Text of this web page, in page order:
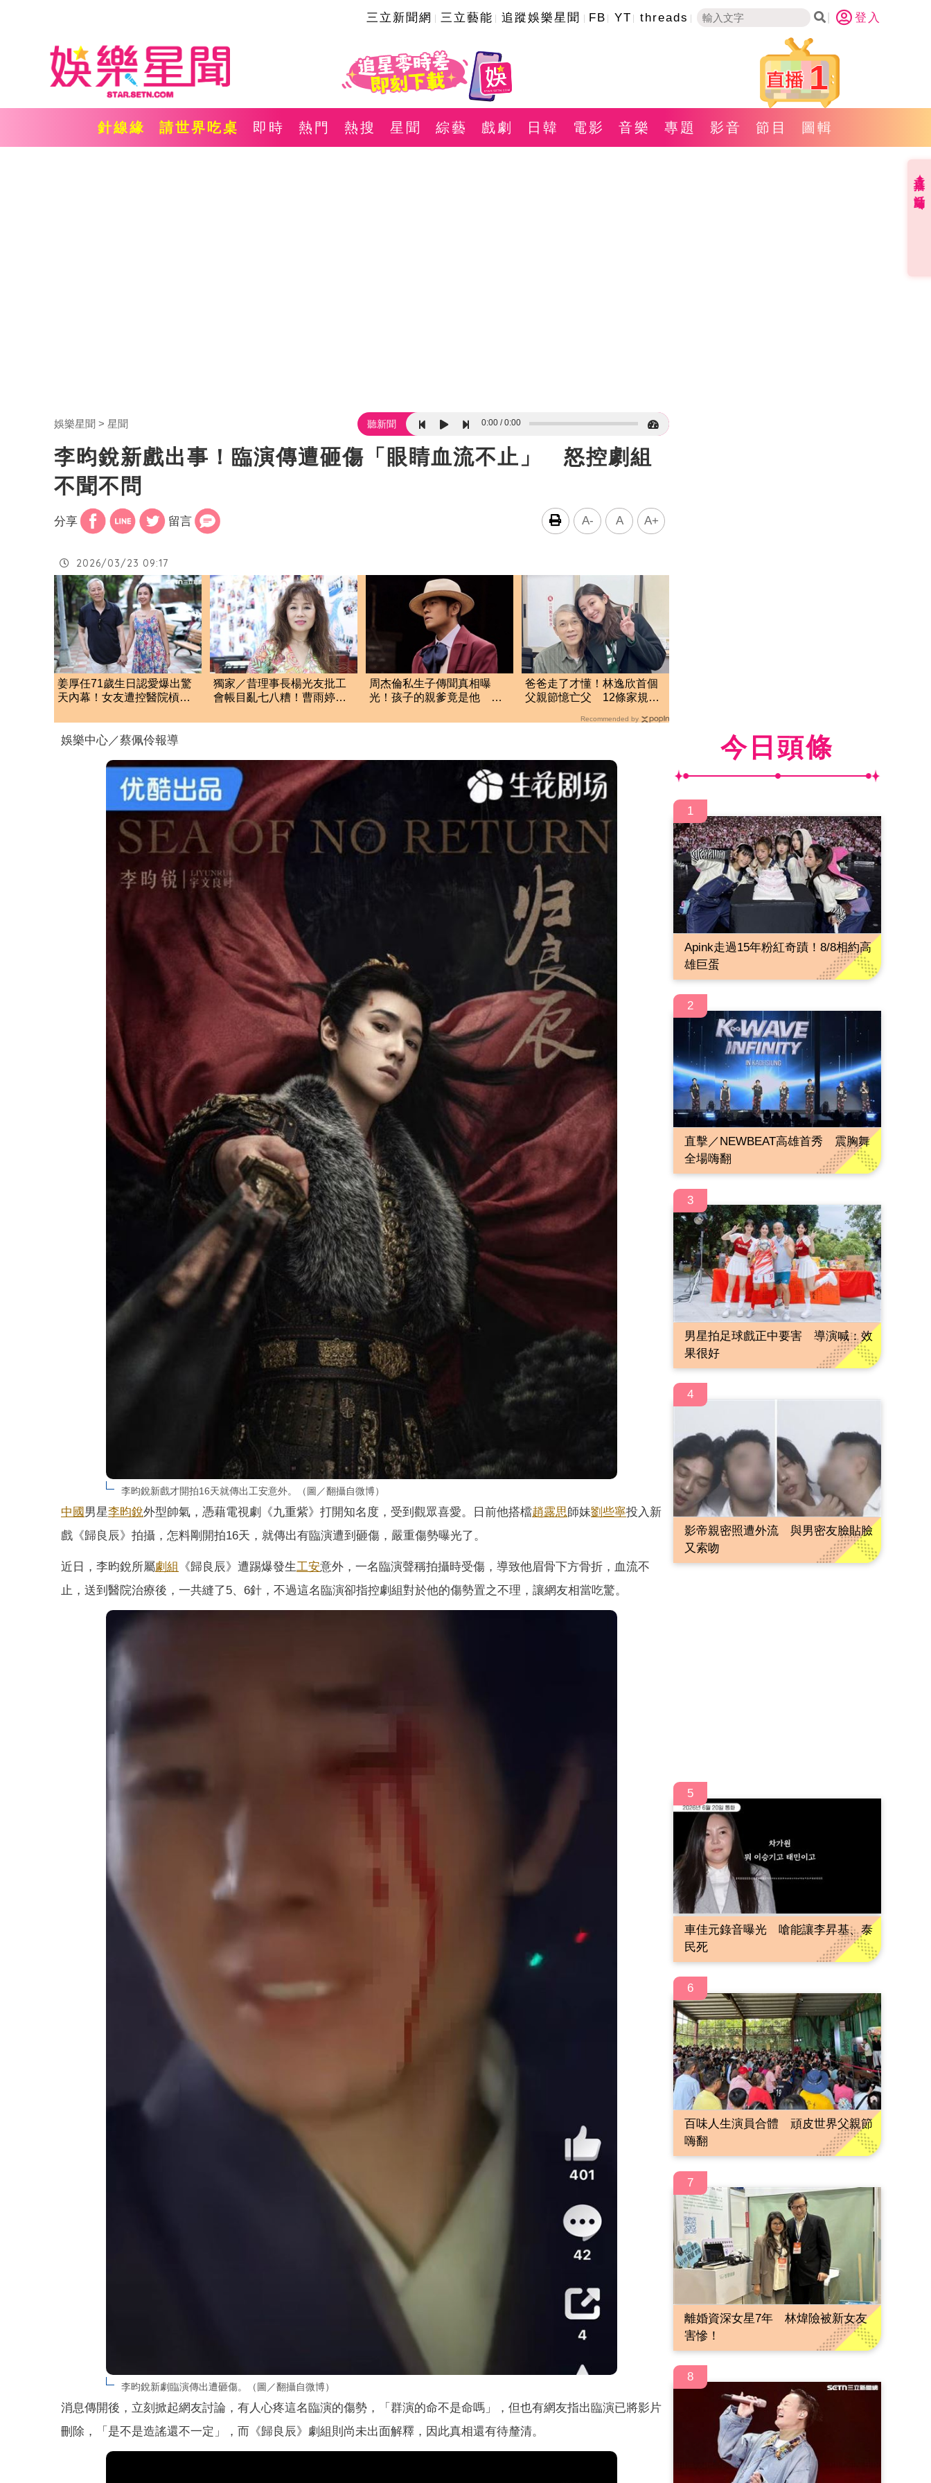
三立新聞網 三立藝能 追蹤娛樂星聞 FB YT threads 登入
1
針線緣 請世界吃桌 即時 熱門 熱搜 星聞 綜藝 戲劇 日韓 電影 音樂 專題 影音 節目 圖輯
娛樂星聞 星聞 聽新聞 0:00 0:00
李昀銳新戲出事！臨演傳遭砸傷「眼睛血流不止」 怒控劇組
不聞不問
分享 留言 A- A A+
2026/03/23 09:17
姜厚任71歲生日認愛爆出驚
天內幕！女友遭控醫院槓正
獨家／昔理事長楊光友批工
會帳目亂七八糟！曹雨婷不
周杰倫私生子傳聞真相曝
光！孩子的親爹竟是他 劉
爸爸走了才懂！林逸欣首個
父親節憶亡父 12條家規逼
Recommended by
娛樂中心／蔡佩伶報導
李昀銳新戲才開拍16天就傳出工安意外。（圖／翻攝自微博）
中國男星李昀銳外型帥氣，憑藉電視劇《九重紫》打開知名度，受到觀眾喜愛。日前他搭檔趙露思師妹劉些寧投入新
戲《歸良辰》拍攝，怎料剛開拍16天，就傳出有臨演遭到砸傷，嚴重傷勢曝光了。
近日，李昀銳所屬劇組 《歸良辰》遭踢爆發生工安意外，一名臨演聲稱拍攝時受傷，導致他眉骨下方骨折，血流不
止，送到醫院治療後，一共縫了5、6針，不過這名臨演卻指控劇組對於他的傷勢置之不理，讓網友相當吃驚。
李昀銳新劇臨演傳出遭砸傷。（圖／翻攝自微博）
消息傳開後，立刻掀起網友討論，有人心疼這名臨演的傷勢，「群演的命不是命嗎」，但也有網友指出臨演已將影片
刪除，「是不是造謠還不一定」，而《歸良辰》劇組則尚未出面解釋，因此真相還有待釐清。
今日頭條
1
Apink走過15年粉紅奇蹟！8/8相約高
雄巨蛋
2
直擊／NEWBEAT高雄首秀 震胸舞
全場嗨翻
3
男星拍足球戲正中要害 導演喊：效
果很好
4
影帝親密照遭外流 與男密友臉貼臉
又索吻
5
車佳元錄音曝光 嗆能讓李昇基、泰
民死
6
百味人生演員合體 頑皮世界父親節
嗨翻
7
離婚資深女星7年 林煒險被新女友
害慘！
8
直播✦活動